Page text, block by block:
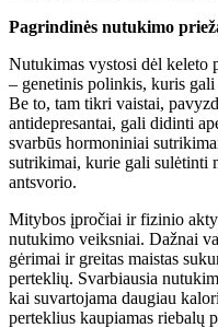
Pagrindinės nutukimo
Nutukimas vystosi dėl keleto
– genetinis polinkis, kuris
Be to, tam tikri vaistai,
antidepresantai, gali didinti
svarbūs hormoniniai
sutrikimai, kurie gali sulėtinti
antsvorio.
Mitybos įpročiai ir fizinio
nutukimo veiksniai. Dažnai
gėrimai ir greitas maistas
perteklių. Svarbiausia
kai suvartojama daugiau
perteklius kaupiamas riebalų